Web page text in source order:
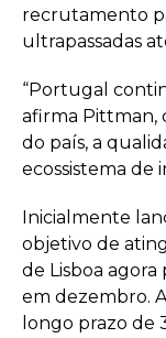
recrutamento
ultrapassadas
“Portugal
afirma Pittman,
do país, a
ecossistema de
Inicialmente
objetivo de
de Lisboa
em dezembro.
longo prazo de